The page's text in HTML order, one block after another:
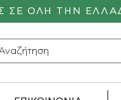
ΣΕ ΟΛΗ ΤΗΝ